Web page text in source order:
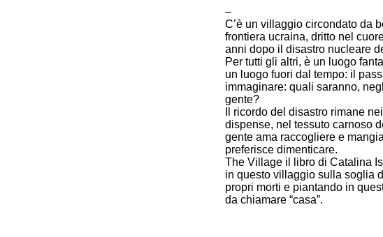
–
C’è un villaggio circondato da
frontiera ucraina, dritto nel
anni dopo il disastro nucleare
Per tutti gli altri, è un luogo
un luogo fuori dal tempo: il
immaginare: quali saranno,
gente?
Il ricordo del disastro rimane
dispense, nel tessuto carnoso
gente ama raccogliere e
preferisce dimenticare.
The Village il libro di Catalina
in questo villaggio sulla soglia
propri morti e piantando in
da chiamare “casa”.